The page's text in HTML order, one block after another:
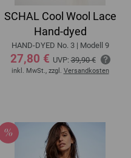
SCHAL Cool Wool Lace
Hand-dyed
HAND-DYED No. 3 | Modell 9
27,80 € UVP:39,90 €
inkl. MwSt., zzgl. Versandkosten